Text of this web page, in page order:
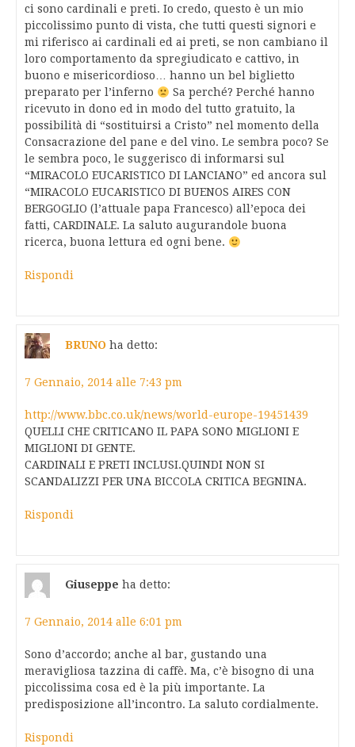
ci sono cardinali e preti. Io credo, questo è un mio
piccolissimo punto di vista, che tutti questi signori e
mi riferisco ai cardinali ed ai preti, se non cambiano il
loro comportamento da spregiudicato e cattivo, in
buono e misericordioso… hanno un bel biglietto
preparato per l’inferno
Sa perché? Perché hanno
ricevuto in dono ed in modo del tutto gratuito, la
possibilità di “sostituirsi a Cristo” nel momento della
Consacrazione del pane e del vino. Le sembra poco? Se
le sembra poco, le suggerisco di informarsi sul
“MIRACOLO EUCARISTICO DI LANCIANO” ed ancora sul
“MIRACOLO EUCARISTICO DI BUENOS AIRES CON
BERGOGLIO (l’attuale papa Francesco) all’epoca dei
fatti, CARDINALE. La saluto augurandole buona
ricerca, buona lettura ed ogni bene.
Rispondi
BRUNO ha detto:
7 Gennaio, 2014 alle 7:43 pm
http://www.bbc.co.uk/news/world-europe-19451439
QUELLI CHE CRITICANO IL PAPA SONO MIGLIONI E
MIGLIONI DI GENTE.
CARDINALI E PRETI INCLUSI.QUINDI NON SI
SCANDALIZZI PER UNA BICCOLA CRITICA BEGNINA.
Rispondi
Giuseppe ha detto:
7 Gennaio, 2014 alle 6:01 pm
Sono d’accordo; anche al bar, gustando una
meravigliosa tazzina di caffè. Ma, c’è bisogno di una
piccolissima cosa ed è la più importante. La
predisposizione all’incontro. La saluto cordialmente.
Rispondi